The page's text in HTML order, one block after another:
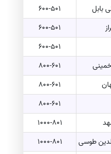
بابل
600-501
600-501
600-501
800-601
800-601
800-601
1000-801
طوسی
1000-801